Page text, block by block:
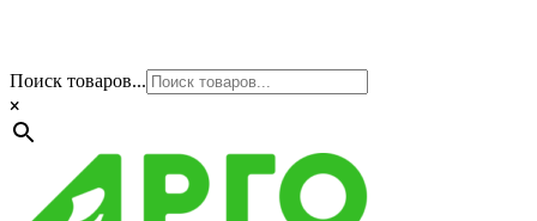
Поиск товаров...
×